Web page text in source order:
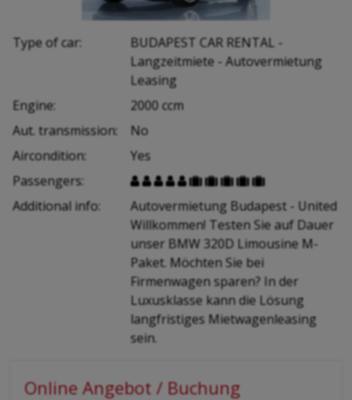
Type of car:
BUDAPEST CAR RENTAL -
Langzeitmiete - Autovermietung
Leasing
Engine:
2000 ccm
Aut. transmission:
No
Aircondition:
Yes
Passengers:
        
Additional info:
Autovermietung Budapest - United
Willkommen! Testen Sie auf Dauer
unser BMW 320D Limousine M-
Paket. Möchten Sie bei
Firmenwagen sparen? In der
Luxusklasse kann die Lösung
langfristiges Mietwagenleasing
sein.
Online Angebot / Buchung